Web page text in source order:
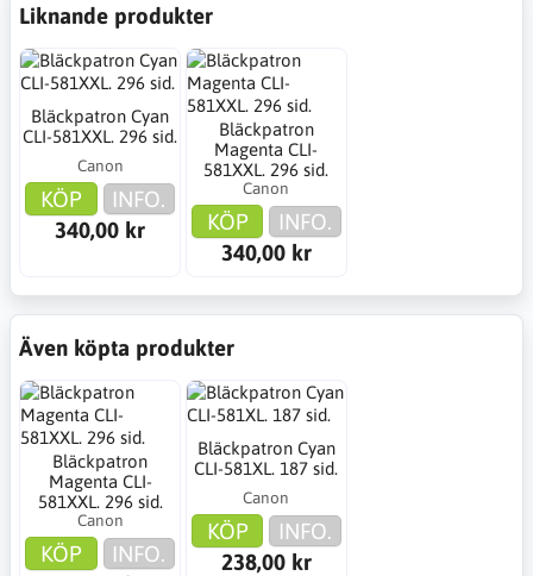
Liknande produkter
Bläckpatron Cyan
CLI-581XXL. 296 sid.
Canon
KÖP
INFO.
340,00 kr
Bläckpatron
Magenta CLI-
581XXL. 296 sid.
Canon
KÖP
INFO.
340,00 kr
Även köpta produkter
Bläckpatron
Magenta CLI-
581XXL. 296 sid.
Canon
KÖP
INFO.
Bläckpatron Cyan
CLI-581XL. 187 sid.
Canon
KÖP
INFO.
238,00 kr